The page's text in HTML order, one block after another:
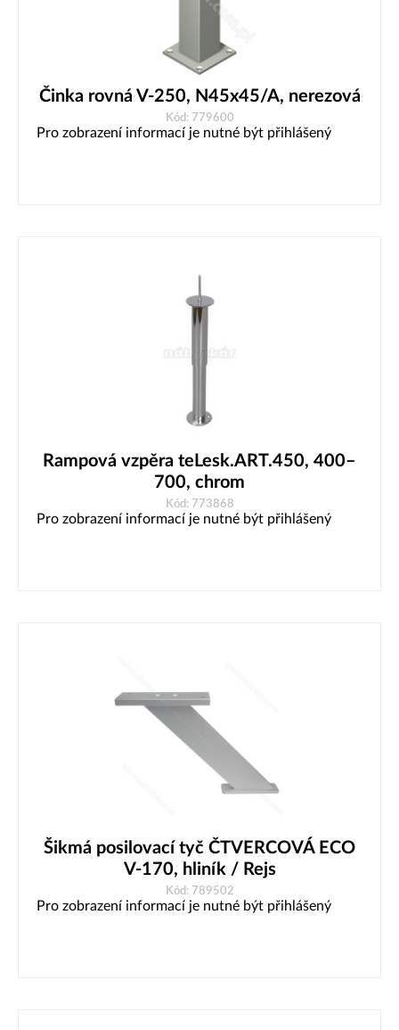
Činka rovná V-250, N45x45/A, nerezová
Kód: 779600
Pro zobrazení informací je nutné být přihlášený
Rampová vzpěra teLesk.ART.450, 400–
700, chrom
Kód: 773868
Pro zobrazení informací je nutné být přihlášený
Šikmá posilovací tyč ČTVERCOVÁ ECO
V-170, hliník / Rejs
Kód: 789502
Pro zobrazení informací je nutné být přihlášený